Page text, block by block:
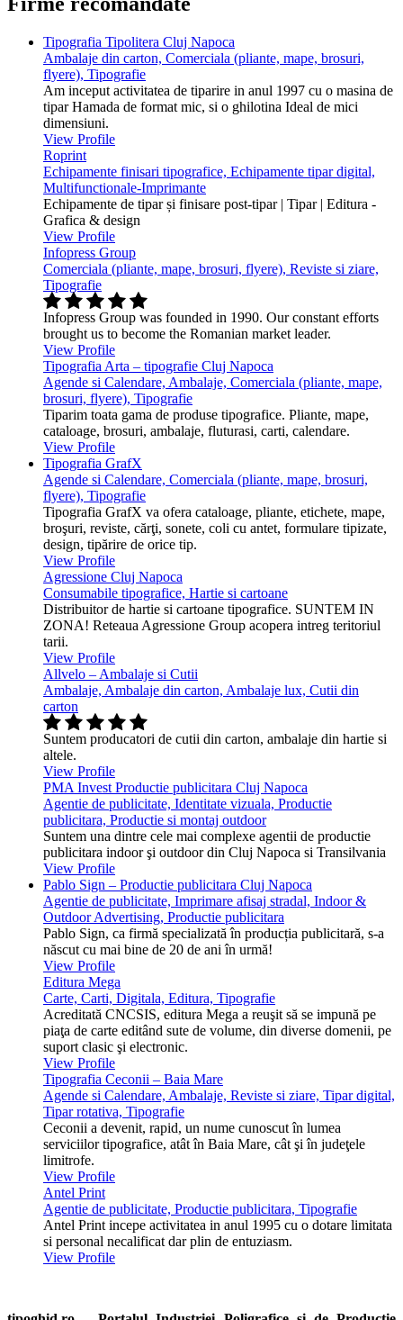
Tipografia Tipolitera Cluj Napoca
Ambalaje din carton, Comerciala (pliante, mape, brosuri,
flyere), Tipografie
Am inceput activitatea de tiparire in anul 1997 cu o masina de
tipar Hamada de format mic, si o ghilotina Ideal de mici
dimensiuni.
View Profile
Roprint
Echipamente finisari tipografice, Echipamente tipar digital,
Multifunctionale-Imprimante
Echipamente de tipar și finisare post-tipar | Tipar | Editura -
Grafica & design
View Profile
Infopress Group
Comerciala (pliante, mape, brosuri, flyere), Reviste si ziare,
Tipografie
Infopress Group was founded in 1990. Our constant efforts
brought us to become the Romanian market leader.
View Profile
Tipografia Arta – tipografie Cluj Napoca
Agende si Calendare, Ambalaje, Comerciala (pliante, mape,
brosuri, flyere), Tipografie
Tiparim toata gama de produse tipografice. Pliante, mape,
cataloage, brosuri, ambalaje, fluturasi, carti, calendare.
View Profile
Tipografia GrafX
Agende si Calendare, Comerciala (pliante, mape, brosuri,
flyere), Tipografie
Tipografia GrafX va ofera cataloage, pliante, etichete, mape,
broşuri, reviste, cărţi, sonete, coli cu antet, formulare tipizate,
design, tipărire de orice tip.
View Profile
Agressione Cluj Napoca
Consumabile tipografice, Hartie si cartoane
Distribuitor de hartie si cartoane tipografice. SUNTEM IN
ZONA! Reteaua Agressione Group acopera intreg teritoriul
tarii.
View Profile
Allvelo – Ambalaje si Cutii
Ambalaje, Ambalaje din carton, Ambalaje lux, Cutii din
carton
Suntem producatori de cutii din carton, ambalaje din hartie si
altele.
View Profile
PMA Invest Productie publicitara Cluj Napoca
Agentie de publicitate, Identitate vizuala, Productie
publicitara, Productie si montaj outdoor
Suntem una dintre cele mai complexe agentii de productie
publicitara indoor şi outdoor din Cluj Napoca si Transilvania
View Profile
Pablo Sign – Productie publicitara Cluj Napoca
Agentie de publicitate, Imprimare afisaj stradal, Indoor &
Outdoor Advertising, Productie publicitara
Pablo Sign, ca firmă specializată în producția publicitară, s-a
născut cu mai bine de 20 de ani în urmă!
View Profile
Editura Mega
Carte, Carti, Digitala, Editura, Tipografie
Acreditată CNCSIS, editura Mega a reuşit să se impună pe
piaţa de carte editând sute de volume, din diverse domenii, pe
suport clasic şi electronic.
View Profile
Tipografia Ceconii – Baia Mare
Agende si Calendare, Ambalaje, Reviste si ziare, Tipar digital,
Tipar rotativa, Tipografie
Ceconii a devenit, rapid, un nume cunoscut în lumea
serviciilor tipografice, atât în Baia Mare, cât şi în judeţele
limitrofe.
View Profile
Antel Print
Agentie de publicitate, Productie publicitara, Tipografie
Antel Print incepe activitatea in anul 1995 cu o dotare limitata
si personal necalificat dar plin de entuziasm.
View Profile